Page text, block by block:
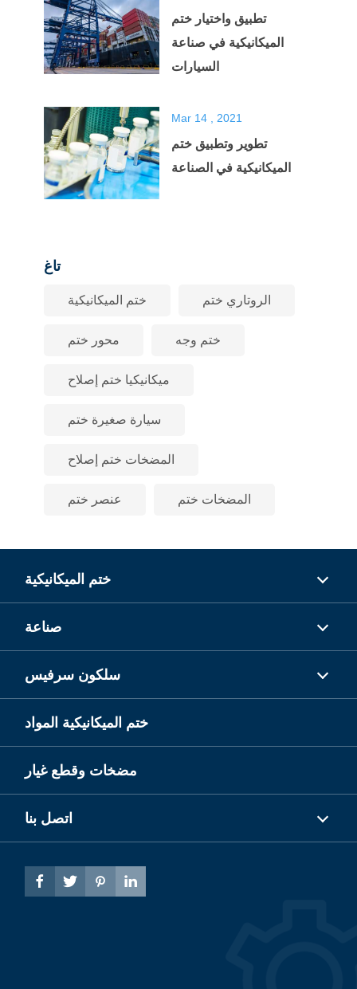
تطبيق واختيار ختم
الميكانيكية في صناعة
السيارات
Mar 14 , 2021
تطوير وتطبيق ختم
الميكانيكية في الصناعة
تاغ
ختم الميكانيكية الروتاري ختم
محور ختم ختم وجه
ميكانيكيا ختم إصلاح
سيارة صغيرة ختم
المضخات ختم إصلاح
عنصر ختم المضخات ختم
ختم الميكانيكية
صناعة
سلكون سرفيس
ختم الميكانيكية المواد
مضخات وقطع غيار
اتصل بنا
   